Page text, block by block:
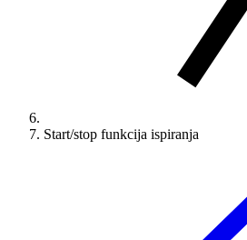
Start/stop funkcija ispiranja